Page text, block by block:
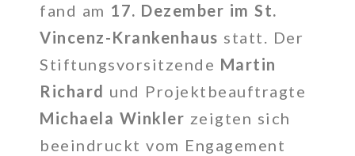
fand am 17. Dezember im St.
Vincenz-Krankenhaus statt. Der
Stiftungsvorsitzende Martin
Richard und Projektbeauftragte
Michaela Winkler zeigten sich
beeindruckt vom Engagement